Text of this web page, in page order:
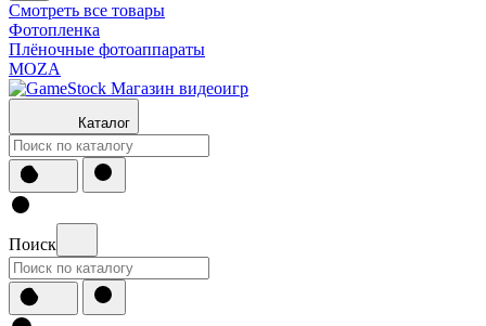
Смотреть все товары
Фотопленка
Плёночные фотоаппараты
MOZA
Каталог
Поиск